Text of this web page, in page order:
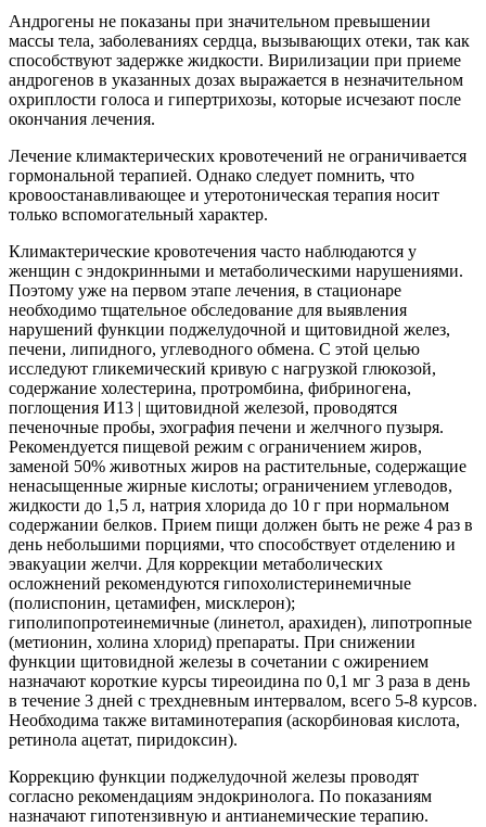
Андрогены не показаны при значительном превышении
массы тела, заболеваниях сердца, вызывающих отеки, так как
способствуют задержке жидкости. Вирилизации при приеме
андрогенов в указанных дозах выражается в незначительном
охриплости голоса и гипертрихозы, которые исчезают после
окончания лечения.
Лечение климактерических кровотечений не ограничивается
гормональной терапией. Однако следует помнить, что
кровоостанавливающее и утеротоническая терапия носит
только вспомогательный характер.
Климактерические кровотечения часто наблюдаются у
женщин с эндокринными и метаболическими нарушениями.
Поэтому уже на первом этапе лечения, в стационаре
необходимо тщательное обследование для выявления
нарушений функции поджелудочной и щитовидной желез,
печени, липидного, углеводного обмена. С этой целью
исследуют гликемический кривую с нагрузкой глюкозой,
содержание холестерина, протромбина, фибриногена,
поглощения И13 | щитовидной железой, проводятся
печеночные пробы, эхография печени и желчного пузыря.
Рекомендуется пищевой режим с ограничением жиров,
заменой 50% животных жиров на растительные, содержащие
ненасыщенные жирные кислоты; ограничением углеводов,
жидкости до 1,5 л, натрия хлорида до 10 г при нормальном
содержании белков. Прием пищи должен быть не реже 4 раз в
день небольшими порциями, что способствует отделению и
эвакуации желчи. Для коррекции метаболических
осложнений рекомендуются гипохолистеринемичные
(полиспонин, цетамифен, мисклерон);
гиполипопротеинемичные (линетол, арахиден), липотропные
(метионин, холина хлорид) препараты. При снижении
функции щитовидной железы в сочетании с ожирением
назначают короткие курсы тиреоидина по 0,1 мг 3 раза в день
в течение 3 дней с трехдневным интервалом, всего 5-8 курсов.
Необходима также витаминотерапия (аскорбиновая кислота,
ретинола ацетат, пиридоксин).
Коррекцию функции поджелудочной железы проводят
согласно рекомендациям эндокринолога. По показаниям
назначают гипотензивную и антианемические терапию.